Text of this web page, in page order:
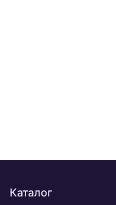
Каталог